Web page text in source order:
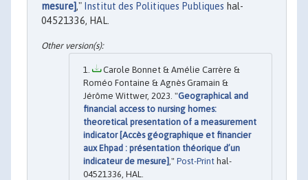
mesure]," Institut des Politiques Publiques hal-
04521336, HAL.
Carole Bonnet & Amélie Carrère &
Roméo Fontaine & Agnès Gramain &
Jérôme Wittwer, 2023. "Geographical and
financial access to nursing homes:
theoretical presentation of a measurement
indicator [Accès géographique et financier
aux Ehpad : présentation théorique d’un
indicateur de mesure] ," Post-Print hal-
04521336, HAL.